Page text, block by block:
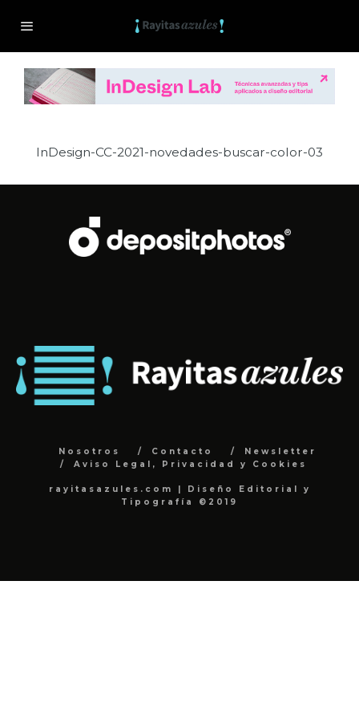
InDesign-CC-2021-novedades-buscar-color-03
Nosotros Contacto
Newsletter
Aviso Legal, Privacidad y Cookies
rayitasazules.com | Diseño Editorial y
Tipografía ©2019